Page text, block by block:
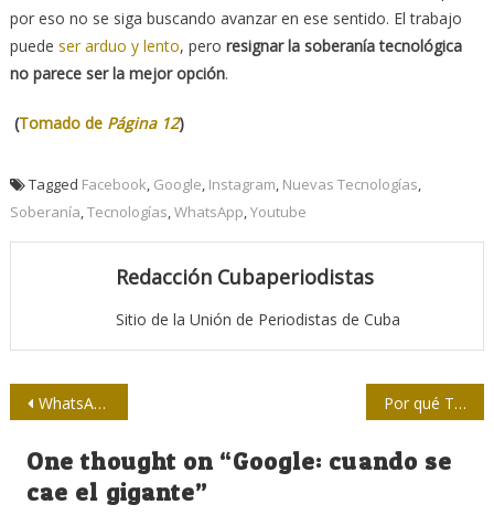
por eso no se siga buscando avanzar en ese sentido. El trabajo
puede ser arduo y lento, pero resignar la soberanía tecnológica
no parece ser la mejor opción.
(Tomado de Página 12)
Tagged Facebook Google Instagram Nuevas Tecnologías
Soberanía Tecnologías WhatsApp Youtube
Redacción Cubaperiodistas
Sitio de la Unión de Periodistas de Cuba
Navegación
de
entradas
WhatsApp cambia su política de privacidad Por qué Twitter y Facebook bloquearon las cuentas de Donald Trump
One thought on “Google: cuando se
cae el gigante”